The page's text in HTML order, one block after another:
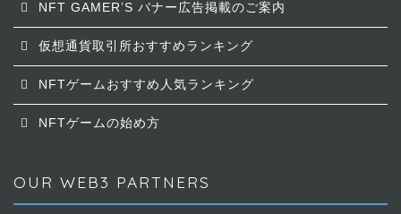
NFT GAMER’S バナー広告掲載のご案内
仮想通貨取引所おすすめランキング
NFTゲームおすすめ人気ランキング
NFTゲームの始め方
OUR WEB3 PARTNERS